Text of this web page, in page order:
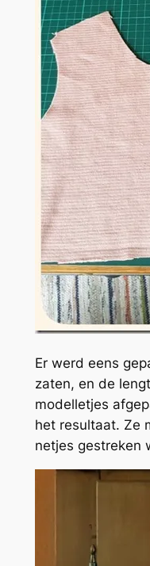
Er werd eens
zaten, en de
modelletjes
het resultaat. Ze
netjes gestreken